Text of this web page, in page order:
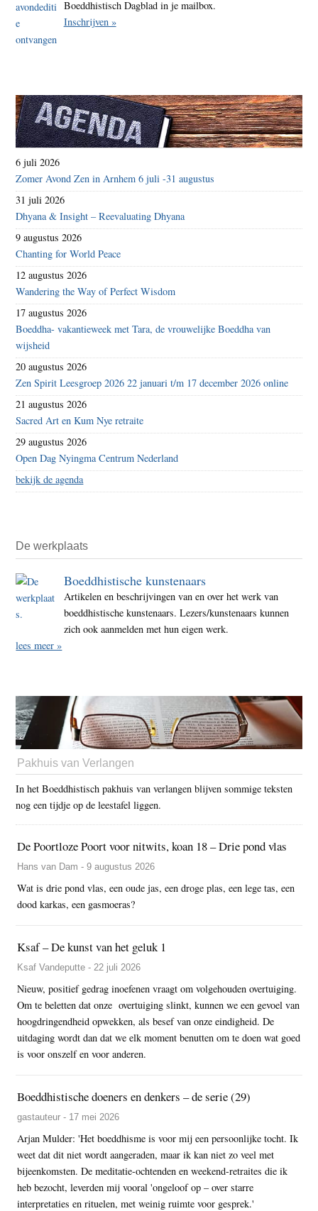
Boeddhistisch Dagblad in je mailbox.
Inschrijven »
6 juli 2026
Zomer Avond Zen in Arnhem 6 juli -31 augustus
31 juli 2026
Dhyana & Insight – Reevaluating Dhyana
9 augustus 2026
Chanting for World Peace
12 augustus 2026
Wandering the Way of Perfect Wisdom
17 augustus 2026
Boeddha- vakantieweek met Tara, de vrouwelijke Boeddha van
wijsheid
20 augustus 2026
Zen Spirit Leesgroep 2026 22 januari t/m 17 december 2026 online
21 augustus 2026
Sacred Art en Kum Nye retraite
29 augustus 2026
Open Dag Nyingma Centrum Nederland
bekijk de agenda
De werkplaats
Boeddhistische kunstenaars
Artikelen en beschrijvingen van en over het werk van
boeddhistische kunstenaars. Lezers/kunstenaars kunnen
zich ook aanmelden met hun eigen werk.
lees meer »
Pakhuis van Verlangen
In het Boeddhistisch pakhuis van verlangen blijven sommige teksten
nog een tijdje op de leestafel liggen.
De Poortloze Poort voor nitwits, koan 18 – Drie pond vlas
Hans van Dam - 9 augustus 2026
Wat is drie pond vlas, een oude jas, een droge plas, een lege tas, een
dood karkas, een gasmoeras?
Ksaf – De kunst van het geluk 1
Ksaf Vandeputte - 22 juli 2026
Nieuw, positief gedrag inoefenen vraagt om volgehouden overtuiging.
Om te beletten dat onze overtuiging slinkt, kunnen we een gevoel van
hoogdringendheid opwekken, als besef van onze eindigheid. De
uitdaging wordt dan dat we elk moment benutten om te doen wat goed
is voor onszelf en voor anderen.
Boeddhistische doeners en denkers – de serie (29)
gastauteur - 17 mei 2026
Arjan Mulder: 'Het boeddhisme is voor mij een persoonlijke tocht. Ik
weet dat dit niet wordt aangeraden, maar ik kan niet zo veel met
bijeenkomsten. De meditatie-ochtenden en weekend-retraites die ik
heb bezocht, leverden mij vooral 'ongeloof op – over starre
interpretaties en rituelen, met weinig ruimte voor gesprek.'